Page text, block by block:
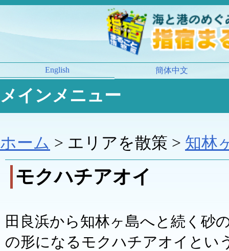
English 簡体中文
メインメニュー
ホーム > エリアを散策 > 知林
モクハチアオイ
田良浜から知林ヶ島へと続く砂
の形になるモクハチアオイとい